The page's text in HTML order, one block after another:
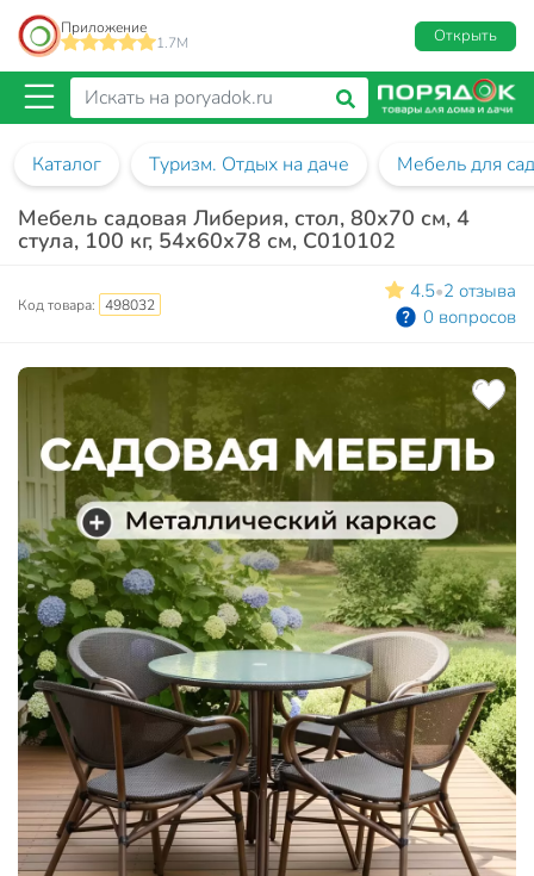
Приложение
1.7M
Открыть
Каталог Туризм. Отдых на даче Мебель для
Мебель садовая Либерия, стол, 80х70 см, 4
стула, 100 кг, 54х60х78 см, C010102
Код товара: 498032
4.5•2 отзыва
0 вопросов